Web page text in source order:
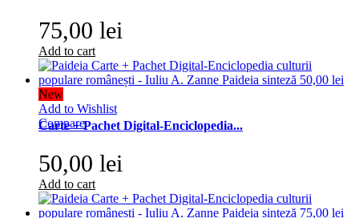
75,00 lei
Add to cart
New
Add to Wishlist
Compare
Carte + Pachet Digital-Enciclopedia...
50,00 lei
Add to cart